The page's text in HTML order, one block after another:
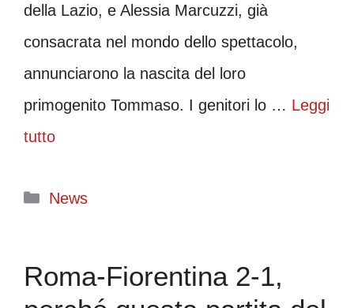
della Lazio, e Alessia Marcuzzi, già
consacrata nel mondo dello spettacolo,
annunciarono la nascita del loro
primogenito Tommaso. I genitori lo … Leggi
tutto
Categorie
News
Roma-Fiorentina 2-1,